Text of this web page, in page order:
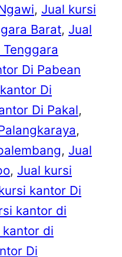
, Jual kursi
Barat, Jual
Di Pabean
Di
Di Pakal
, Jual
, Jual kursi
kantor Di
kantor di
di
Di